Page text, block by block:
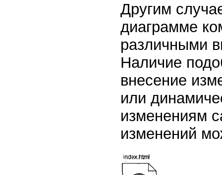
Другим
диаграмме
различными
Наличие
внесение
или
изменениям
изменений